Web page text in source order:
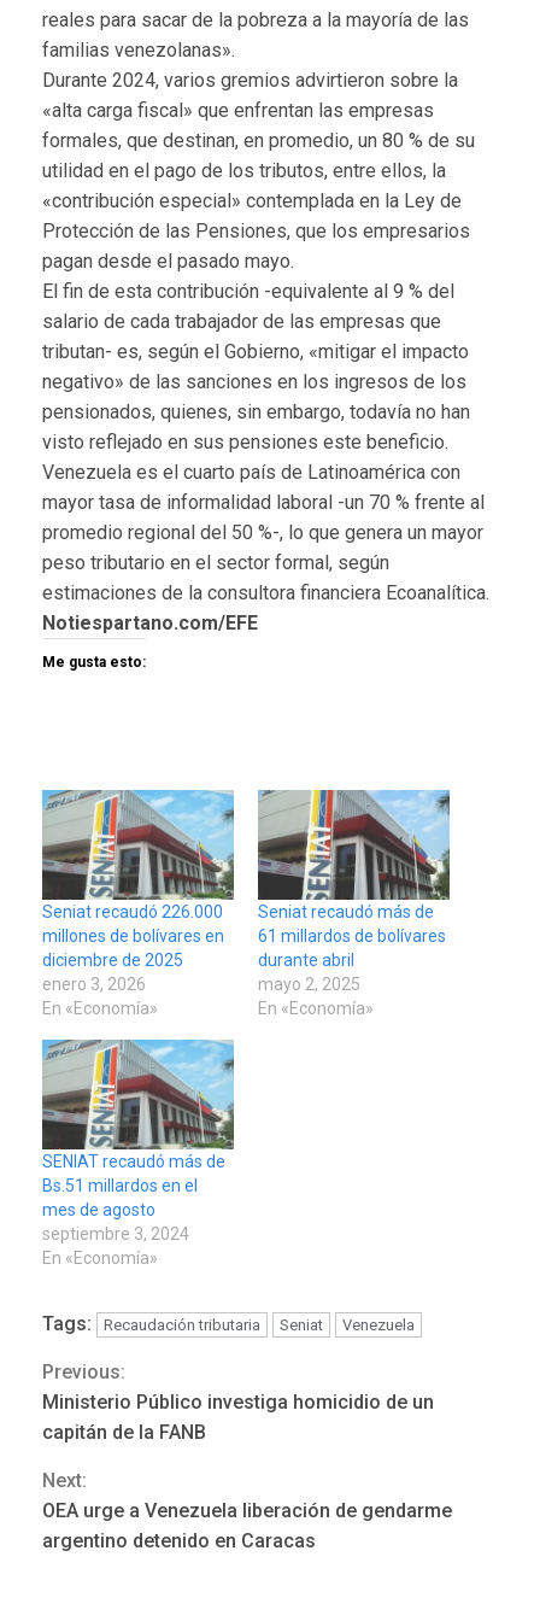
reales para sacar de la pobreza a la mayoría de las
familias venezolanas».
Durante 2024, varios gremios advirtieron sobre la
«alta carga fiscal» que enfrentan las empresas
formales, que destinan, en promedio, un 80 % de su
utilidad en el pago de los tributos, entre ellos, la
«contribución especial» contemplada en la Ley de
Protección de las Pensiones, que los empresarios
pagan desde el pasado mayo.
El fin de esta contribución -equivalente al 9 % del
salario de cada trabajador de las empresas que
tributan- es, según el Gobierno, «mitigar el impacto
negativo» de las sanciones en los ingresos de los
pensionados, quienes, sin embargo, todavía no han
visto reflejado en sus pensiones este beneficio.
Venezuela es el cuarto país de Latinoamérica con
mayor tasa de informalidad laboral -un 70 % frente al
promedio regional del 50 %-, lo que genera un mayor
peso tributario en el sector formal, según
estimaciones de la consultora financiera Ecoanalítica.
Notiespartano.com/EFE
Me gusta esto:
Seniat recaudó 226.000
millones de bolívares en
diciembre de 2025
enero 3, 2026
En «Economía»
Seniat recaudó más de
61 millardos de bolívares
durante abril
mayo 2, 2025
En «Economía»
SENIAT recaudó más de
Bs.51 millardos en el
mes de agosto
septiembre 3, 2024
En «Economía»
Tags: Recaudación tributaria Seniat Venezuela
Continue
Reading
Previous:
Ministerio Público investiga homicidio de un
capitán de la FANB
Next:
OEA urge a Venezuela liberación de gendarme
argentino detenido en Caracas
3
POLÍTICA
TITULARES
diálogo en Venezuela